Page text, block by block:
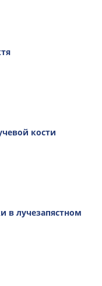
кости
в лучезапястном